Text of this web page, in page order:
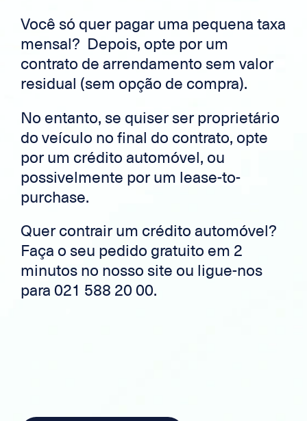
Você só quer pagar uma pequena taxa
mensal? Depois, opte por um
contrato de arrendamento sem valor
residual (sem opção de compra).
No entanto, se quiser ser proprietário
do veículo no final do contrato, opte
por um crédito automóvel, ou
possivelmente por um lease-to-
purchase.
Quer contrair um crédito automóvel?
Faça o seu pedido gratuito em 2
minutos no nosso site ou ligue-nos
para 021 588 20 00.